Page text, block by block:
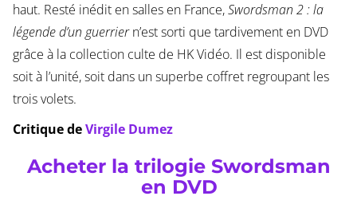
haut. Resté inédit en salles en France,Swordsman 2 : la
légende d’un guerriern’est sorti que tardivement en DVD
grâce à la collection culte de HK Vidéo. Il est disponible
soit à l’unité, soit dans un superbe coffret regroupant les
trois volets.
Critique deVirgile Dumez
Acheter la trilogie Swordsman
en DVD